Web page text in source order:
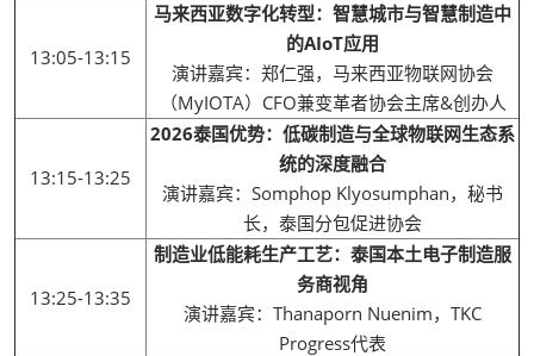
13:05-13:15
马来西亚数字化转型：智慧城市与智慧制造中
的AIoT应用
演讲嘉宾：郑仁强，马来西亚物联网协会
（MyIOTA）CFO兼变革者协会主席&创办人
13:15-13:25
2026泰国优势：低碳制造与全球物联网生态系
统的深度融合
演讲嘉宾：Somphop Klyosumphan，秘书
长，泰国分包促进协会
13:25-13:35
制造业低能耗生产工艺：泰国本土电子制造服
务商视角
演讲嘉宾：Thanaporn Nuenim，TKC
Progress代表